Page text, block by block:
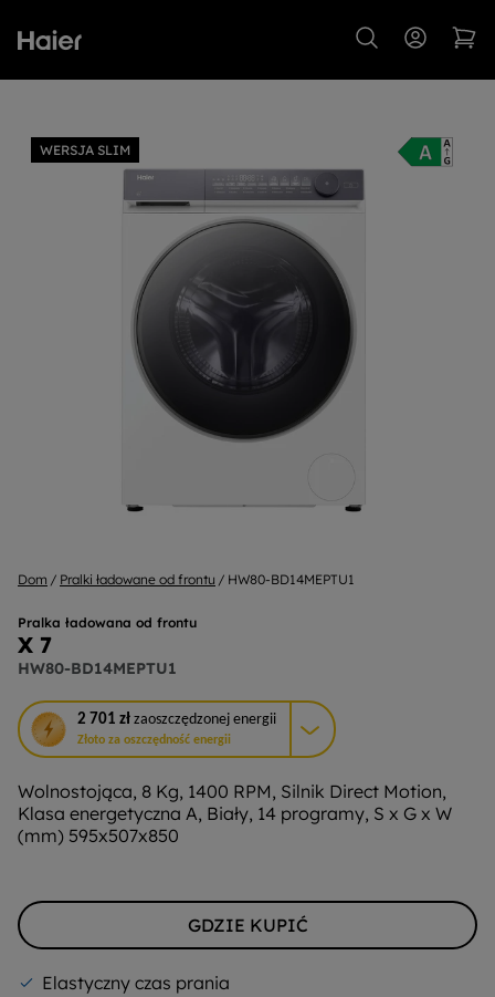
WERSJA SLIM
Dom Pralki ładowane od frontu HW80-BD14MEPTU1
Pralka ładowana od frontu
X 7
HW80-BD14MEPTU1
2 701 zł zaoszczędzonej energii
Złoto za oszczędność energii
To
działanie
otworzy
narzędzie
do
oszczędzania
energii
Wolnostojąca, 8 Kg, 1400 RPM, Silnik Direct Motion,
Klasa energetyczna A, Biały, 14 programy, S x G x W
(mm) 595x507x850
GDZIE KUPIĆ
Elastyczny czas prania